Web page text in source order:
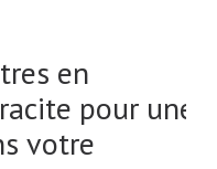
en
pour une
votre